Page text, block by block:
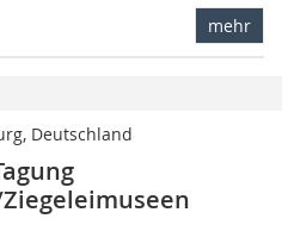
mehr
Deutschland